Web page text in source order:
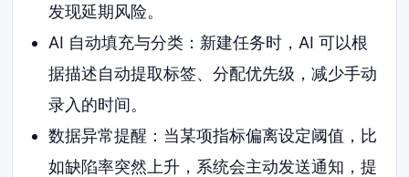
发现延期风险。
AI 自动填充与分类：新建任务时，AI 可以根
据描述自动提取标签、分配优先级，减少手动
录入的时间。
数据异常提醒：当某项指标偏离设定阈值，比
如缺陷率突然上升，系统会主动发送通知，提